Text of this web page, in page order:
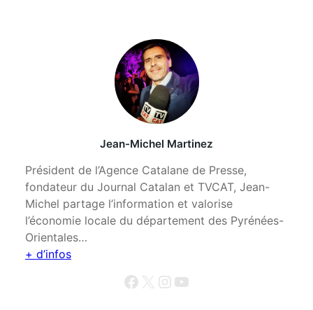
Jean-Michel Martinez
Président de l’Agence Catalane de Presse,
fondateur du Journal Catalan et TVCAT, Jean-
Michel partage l’information et valorise
l’économie locale du département des Pyrénées-
Orientales…
+ d’infos
Facebook X Instagram YouTube